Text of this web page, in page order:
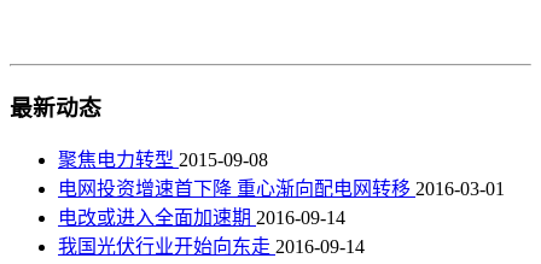
最新动态
聚焦电力转型 2015-09-08
电网投资增速首下降 重心渐向配电网转移 2016-03-01
电改或进入全面加速期 2016-09-14
我国光伏行业开始向东走 2016-09-14